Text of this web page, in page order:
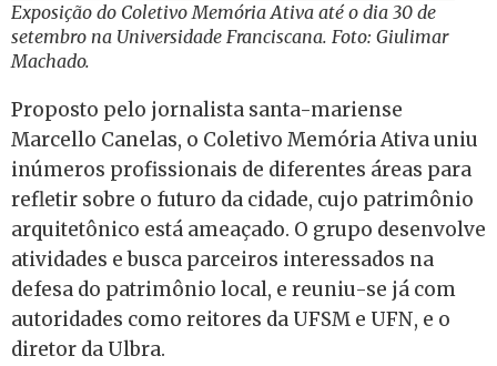
Exposição do Coletivo Memória Ativa até o dia 30 de
setembro na Universidade Franciscana. Foto: Giulimar
Machado.
Proposto pelo jornalista santa-mariense
Marcello Canelas, o Coletivo Memória Ativa uniu
inúmeros profissionais de diferentes áreas para
refletir sobre o futuro da cidade, cujo patrimônio
arquitetônico está ameaçado. O grupo desenvolve
atividades e busca parceiros interessados na
defesa do patrimônio local, e reuniu-se já com
autoridades como reitores da UFSM e UFN, e o
diretor da Ulbra.